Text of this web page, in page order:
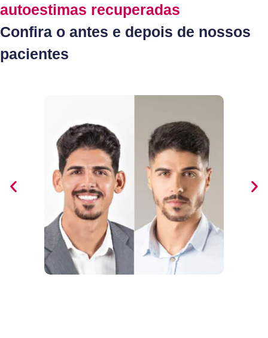
autoestimas recuperadas
Confira o antes e depois de nossos
pacientes